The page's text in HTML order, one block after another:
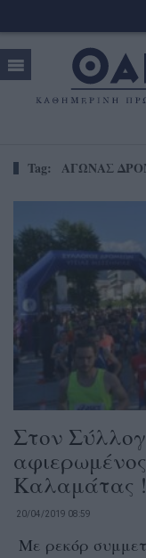
Tag: ΑΓΩΝΑΣ
Στον
Καλαμάτας !
20/04/2019 08:59
Με ρεκόρ